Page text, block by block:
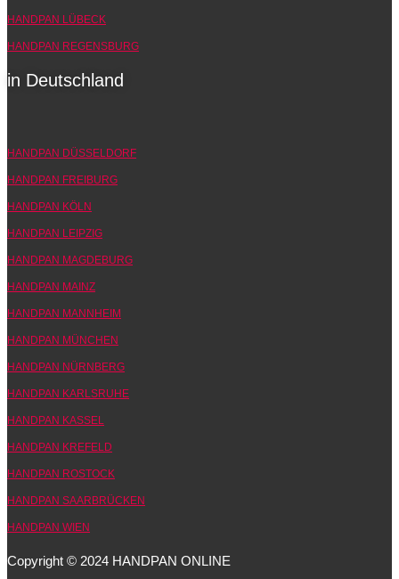
HANDPAN LÜBECK
HANDPAN REGENSBURG
in Deutschland
HANDPAN DÜSSELDORF
HANDPAN FREIBURG
HANDPAN KÖLN
HANDPAN LEIPZIG
HANDPAN MAGDEBURG
HANDPAN MAINZ
HANDPAN MANNHEIM
HANDPAN MÜNCHEN
HANDPAN NÜRNBERG
HANDPAN KARLSRUHE
HANDPAN KASSEL
HANDPAN KREFELD
HANDPAN ROSTOCK
HANDPAN SAARBRÜCKEN
HANDPAN WIEN
Copyright © 2024 HANDPAN ONLINE